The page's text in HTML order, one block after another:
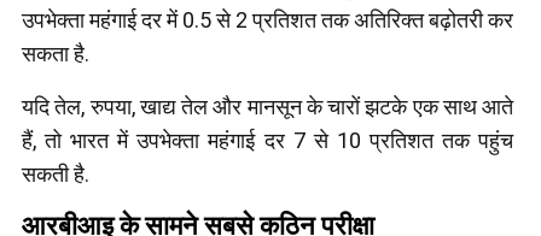
उपभेक्ता महंगाई दर में 0.5 से 2 प्रतिशत तक अतिरिक्त बढ़ोतरी कर
सकता है.
यदि तेल, रुपया, खाद्य तेल और मानसून के चारों झटके एक साथ आते
हैं, तो भारत में उपभेक्ता महंगाई दर 7 से 10 प्रतिशत तक पहुंच
सकती है.
आरबीआइ के सामने सबसे कठिन परीक्षा